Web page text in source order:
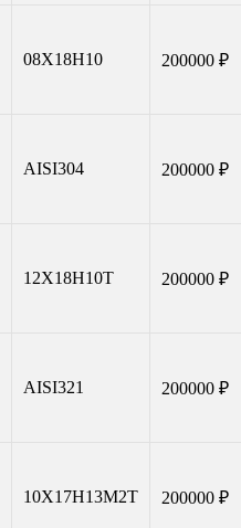
08Х18Н10 200000 ₽
AISI304 200000 ₽
12Х18Н10Т 200000 ₽
AISI321 200000 ₽
10Х17Н13М2Т 200000 ₽